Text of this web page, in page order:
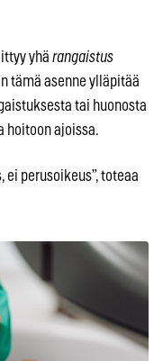
yhä rangaistus
tämä asenne ylläpitää
tai huonosta
hoitoon ajoissa.
ei perusoikeus”, toteaa